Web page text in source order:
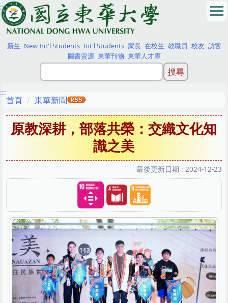
跳
到
主
要
內
:::
新生 New Int'l Students Int'l Students 家長 在校生 教職員 校友 訪客
圖書資源 東華刊物 東華人才庫
:::
首頁 東華新聞
原教深耕，部落共榮：交織文化知
識之美
最後更新日期 : 2024-12-23